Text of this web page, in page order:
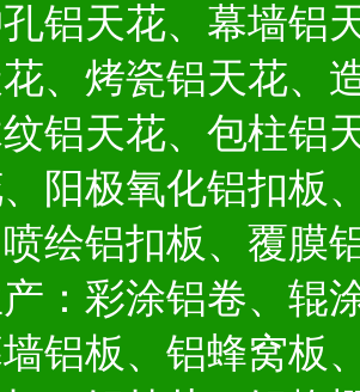
铝天花、幕墙铝
、烤瓷铝天花、
铝天花、包柱铝
阳极氧化铝扣板
绘铝扣板、覆膜
：彩涂铝卷、辊
铝板、铝蜂窝板